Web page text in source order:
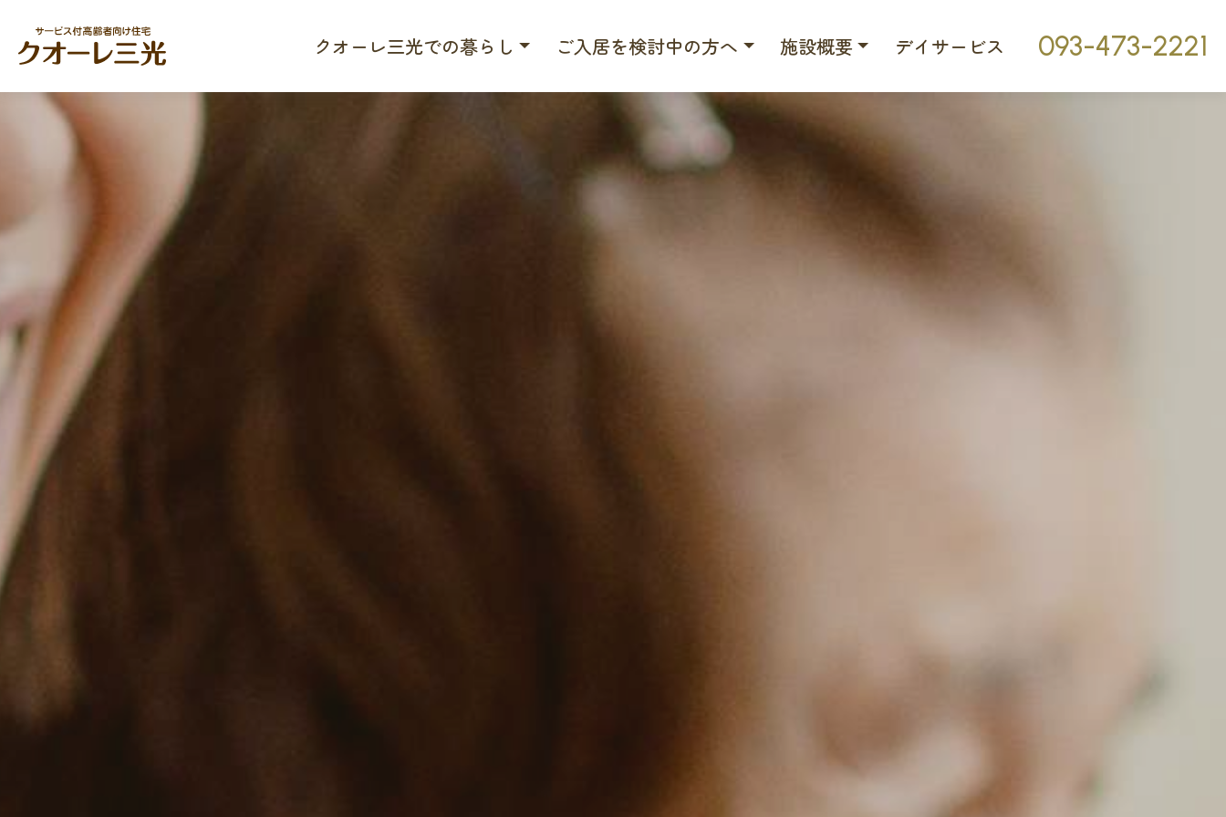
クオーレ三光での暮らし ご入居を検討中の方へ 施設概要 デイサービス 093-473-2221